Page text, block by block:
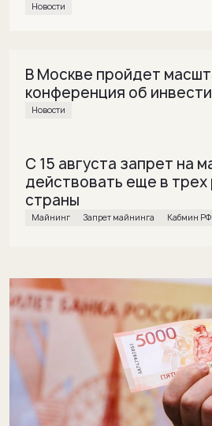
Новости
В Москве пройдет
конференция об
Новости
С 15 августа запрет на
действовать еще в трех
страны
майнинг Запрет майнинга Кабмин РФ